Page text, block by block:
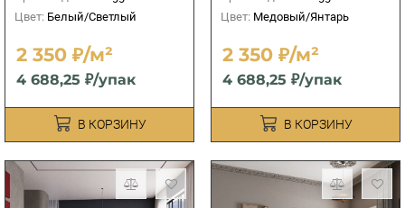
Цвет: Белый/Светлый
2 350 ₽/м²
4 688,25 ₽/упак
В КОРЗИНУ
Цвет: Медовый/Янтарь
2 350 ₽/м²
4 688,25 ₽/упак
В КОРЗИНУ